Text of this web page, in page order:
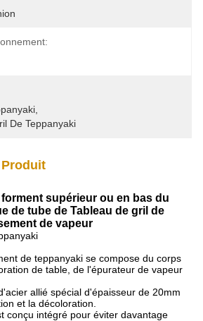
De Teppanyaki
supérieur ou en bas du
de tube de Tableau de gril de
de vapeur
de teppanyaki se compose du corps
de table, de l'épurateur de vapeur
allié spécial d'épaisseur de 20mm
et la décoloration.
conçu intégré pour éviter davantage